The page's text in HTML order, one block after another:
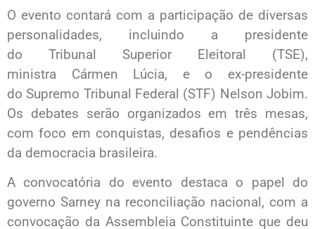
O evento contará com a participação de diversas
personalidades, incluindo a presidente
do Tribunal Superior Eleitoral (TSE),
ministra Cármen Lúcia, e o ex-presidente
do Supremo Tribunal Federal (STF) Nelson Jobim.
Os debates serão organizados em três mesas,
com foco em conquistas, desafios e pendências
da democracia brasileira.
A convocatória do evento destaca o papel do
governo Sarney na reconciliação nacional, com a
convocação da Assembleia Constituinte que deu